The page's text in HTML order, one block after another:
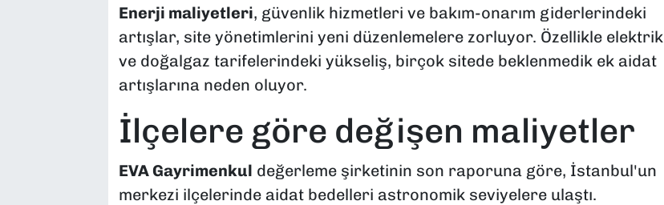
Enerji maliyetleri, güvenlik hizmetleri ve bakım-onarım giderlerindeki
artışlar, site yönetimlerini yeni düzenlemelere zorluyor. Özellikle elektrik
ve doğalgaz tarifelerindeki yükseliş, birçok sitede beklenmedik ek aidat
artışlarına neden oluyor.
İlçelere göre değişen maliyetler
EVA Gayrimenkul değerleme şirketinin son raporuna göre, İstanbul'un
merkezi ilçelerinde aidat bedelleri astronomik seviyelere ulaştı.